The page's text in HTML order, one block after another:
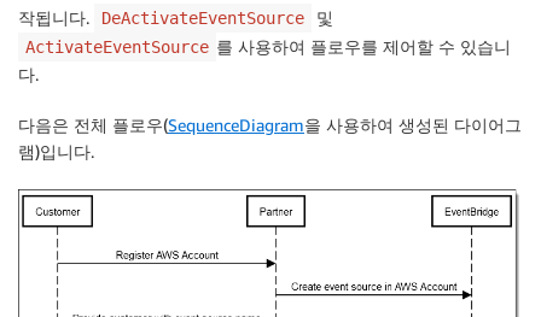
작됩니다.
DeActivateEventSource 및
ActivateEventSource 를 사용하여 플로우를 제어할 수 있습니
다.
다음은 전체 플로우(SequenceDiagram을 사용하여 생성된 다이어그
램)입니다.